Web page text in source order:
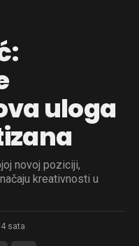
uloga
novoj poziciji,
kreativnosti u
4 sata